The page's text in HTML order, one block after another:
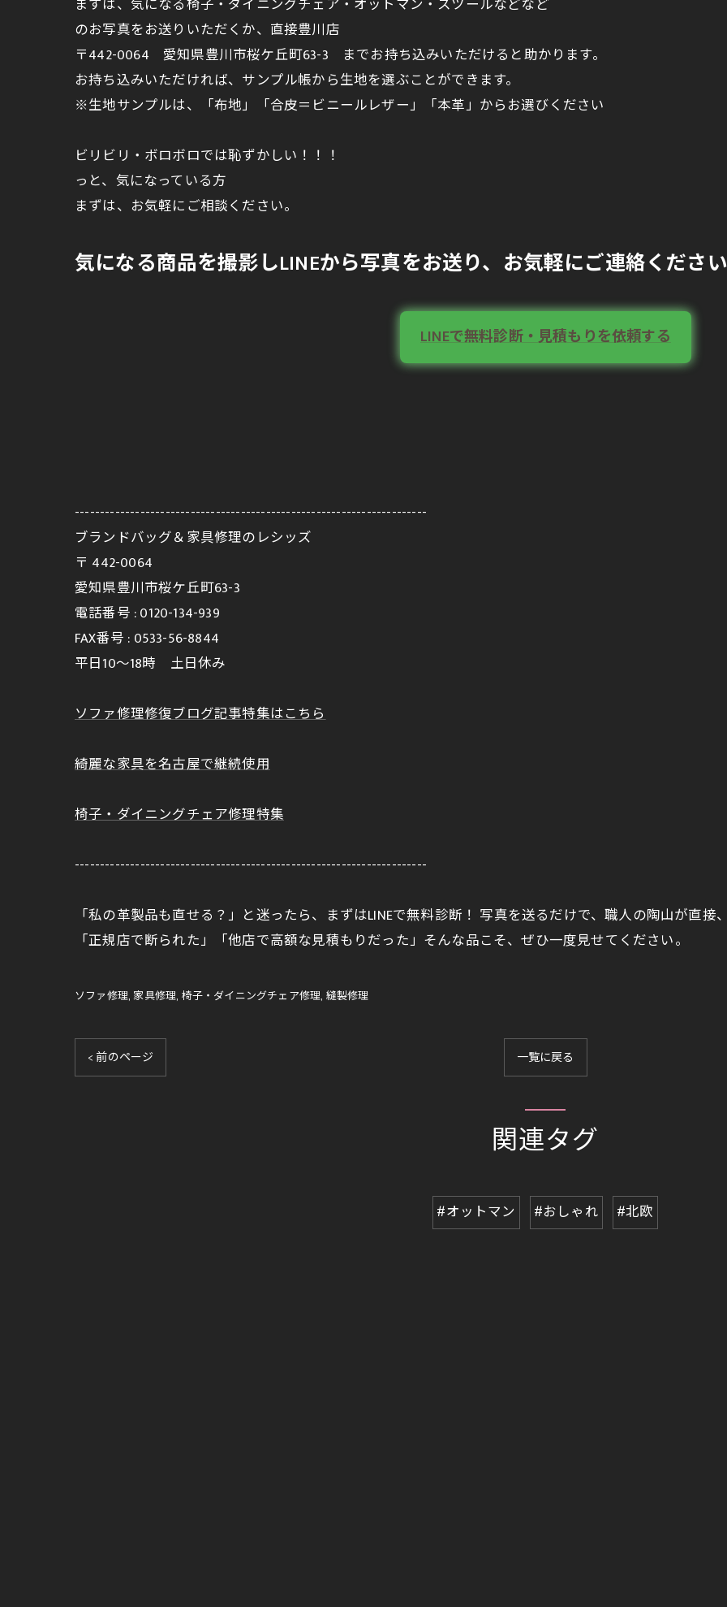
まずは、気になる椅子・ダイニングチェア・オットマン・スツールなどなど
のお写真をお送りいただくか、直接豊川店
〒442-0064 愛知県豊川市桜ケ丘町63-3 までお持ち込みいただけると助かります。
お持ち込みいただければ、サンプル帳から生地を選ぶことができます。
※生地サンプルは、「布地」「合皮＝ビニールレザー」「本革」からお選びください
ビリビリ・ボロボロでは恥ずかしい！！！
っと、気になっている方
まずは、お気軽にご相談ください。
気になる商品を撮影しLINEから写真をお送り、お気軽にご連絡くださ
LINEで無料診断・見積もりを依頼する
----------------------------------------------------------------------
ブランドバッグ＆家具修理のレシッズ
〒 442-0064
愛知県豊川市桜ケ丘町63-3
電話番号 :0120-134-939
FAX番号 : 0533-56-8844
平日10～18時 土日休み
ソファ修理修復ブログ記事特集はこちら
綺麗な家具を名古屋で継続使用
椅子・ダイニングチェア修理特集
----------------------------------------------------------------------
「私の革製品も直せる？」と迷ったら、まずはLINEで無料診断！ 写真を送るだけで、職人の陶山が直
「正規店で断られた」「他店で高額な見積もりだった」そんな品こそ、ぜひ一度見せてください。
ソファ修理 家具修理 椅子・ダイニングチェア修理 縫製修理
< 前のページ 一覧に戻る
関連タグ
#オットマン #おしゃれ #北欧